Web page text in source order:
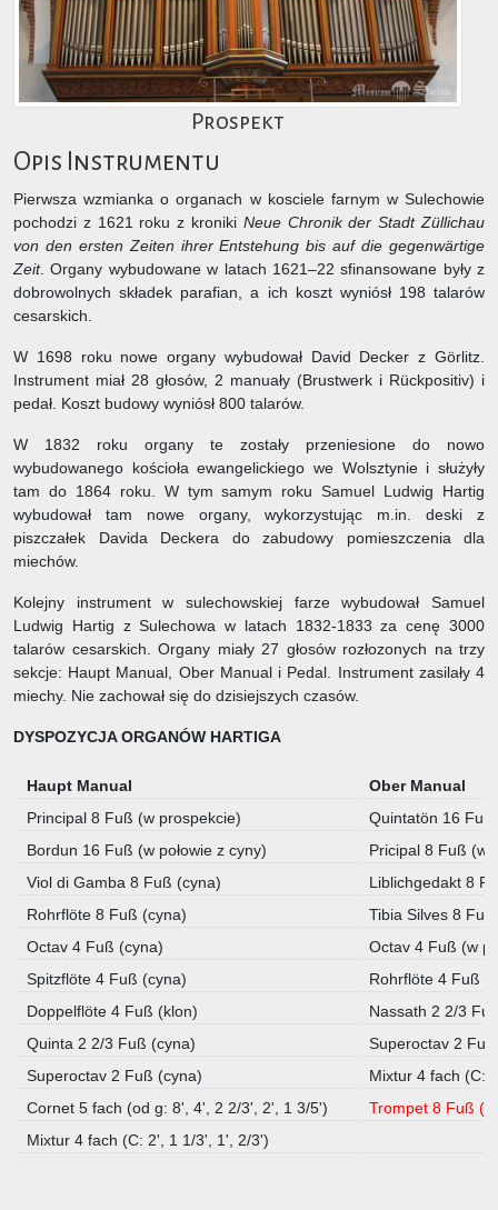
Prospekt
Opis Instrumentu
Pierwsza wzmianka o organach w kosciele farnym w Sulechowie
pochodzi z 1621 roku z kroniki Neue Chronik der Stadt Züllichau
von den ersten Zeiten ihrer Entstehung bis auf die gegenwärtige
Zeit. Organy wybudowane w latach 1621–22 sfinansowane były z
dobrowolnych składek parafian, a ich koszt wyniósł 198 talarów
cesarskich.
W 1698 roku nowe organy wybudował David Decker z Görlitz.
Instrument miał 28 głosów, 2 manuały (Brustwerk i Rückpositiv) i
pedał. Koszt budowy wyniósł 800 talarów.
W 1832 roku organy te zostały przeniesione do nowo
wybudowanego kościoła ewangelickiego we Wolsztynie i służyły
tam do 1864 roku. W tym samym roku Samuel Ludwig Hartig
wybudował tam nowe organy, wykorzystując m.in. deski z
piszczałek Davida Deckera do zabudowy pomieszczenia dla
miechów.
Kolejny instrument w sulechowskiej farze wybudował Samuel
Ludwig Hartig z Sulechowa w latach 1832-1833 za cenę 3000
talarów cesarskich. Organy miały 27 głosów rozłozonych na trzy
sekcje: Haupt Manual, Ober Manual i Pedal. Instrument zasilały 4
miechy. Nie zachował się do dzisiejszych czasów.
DYSPOZYCJA ORGANÓW HARTIGA
Haupt Manual
Ober Manual
Principal 8 Fuß (w prospekcie)
Quintatön 16
Bordun 16 Fuß (w połowie z cyny)
Pricipal 8 Fuß (w
Viol di Gamba 8 Fuß (cyna)
Liblichgedakt 8
Rohrflöte 8 Fuß (cyna)
Tibia Silves 8
Octav 4 Fuß (cyna)
Octav 4 Fuß (w
Spitzflöte 4 Fuß (cyna)
Rohrflöte 4 Fuß
Doppelflöte 4 Fuß (klon)
Nassath 2 2/3
Quinta 2 2/3 Fuß (cyna)
Superoctav 2
Superoctav 2 Fuß (cyna)
Mixtur 4 fach (C:
Cornet 5 fach (od g: 8', 4', 2 2/3', 2', 1 3/5')
Trompet 8 Fuß
Mixtur 4 fach (C: 2', 1 1/3', 1', 2/3')